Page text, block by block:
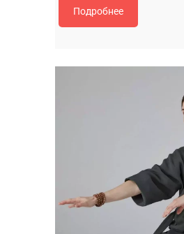
Подробнее